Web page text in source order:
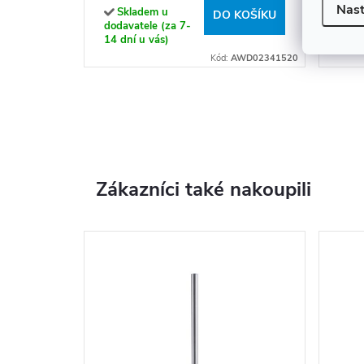
Skladem u
dodavatele (za 7-
14 dní u vás)
DO KOŠÍKU
Kód: AWD02341520
Zákazníci také nakoupili